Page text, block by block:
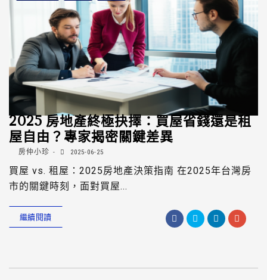
2025 房地產終極抉擇：買屋省錢還是租
屋自由？專家揭密關鍵差異
房仲小珍 2025-06-25
買屋 vs. 租屋：2025房地產決策指南 在2025年台灣房
市的關鍵時刻，面對買屋...
繼續閱讀